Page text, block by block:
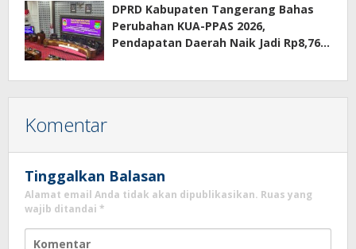
Terkait Sewa Kamar Per Jam
DPRD Kabupaten Tangerang Bahas
Perubahan KUA-PPAS 2026,
Pendapatan Daerah Naik Jadi Rp8,76
Komentar
Tinggalkan Balasan
Alamat email Anda tidak akan dipublikasikan. Ruas yang
wajib ditandai *